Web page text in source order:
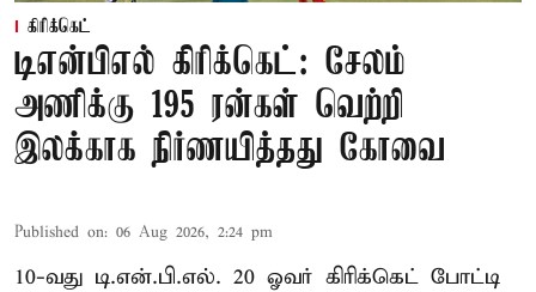
கிரிக்கெட்
டிஎன்பிஎல் கிரிக்கெட்: சேலம்
அணிக்கு 195 ரன்கள் வெற்றி
இலக்காக நிர்ணயித்தது கோவை
Published on: 06 Aug 2026, 2:24 pm
10-வது டி.என்.பி.எல். 20 ஓவர் கிரிக்கெட் போட்டி